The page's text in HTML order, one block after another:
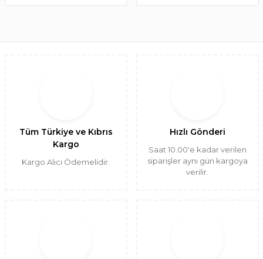
Tüm Türkiye ve Kıbrıs
Kargo
Kargo Alıcı Ödemelidir.
Hızlı Gönderi
Saat 10.00'e kadar verilen
siparişler aynı gün kargoya
verilir.